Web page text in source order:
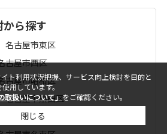
ら探す
名古屋市東区
古屋市西区
古屋市昭和区
名古屋市熱田区
名古屋市港区
ト利用状況把握、サービス向上検討を目的と
用しています。
取扱いについて」をご確認ください。
閉じる